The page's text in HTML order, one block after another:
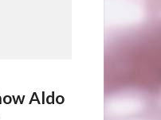
Aldo